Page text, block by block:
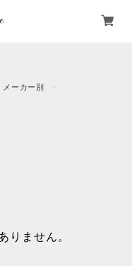
メーカー別
りません。